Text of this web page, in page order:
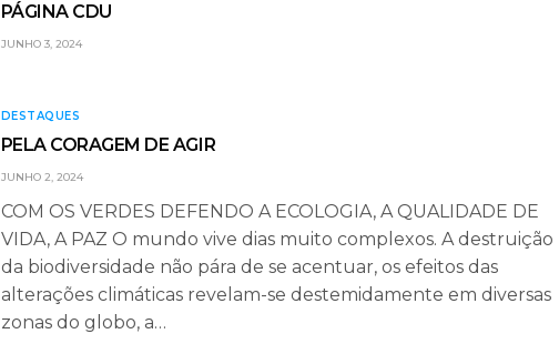
PÁGINA CDU
JUNHO 3, 2024
DESTAQUES
PELA CORAGEM DE AGIR
JUNHO 2, 2024
COM OS VERDES DEFENDO A ECOLOGIA, A QUALIDADE DE
VIDA, A PAZ O mundo vive dias muito complexos. A destruição
da biodiversidade não pára de se acentuar, os efeitos das
alterações climáticas revelam-se destemidamente em diversas
zonas do globo, a…